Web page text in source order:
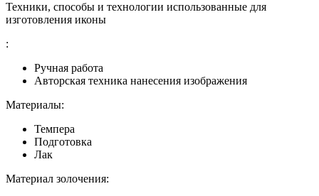
Техники, способы и технологии использованные для
изготовления иконы
:
Ручная работа
Авторская техника нанесения изображения
Материалы:
Темпера
Подготовка
Лак
Материал золочения: